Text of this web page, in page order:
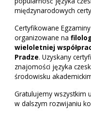
międzynarodowych
Certyfikowane
organizowane na
wieloletniej
Pradze. Uzyskany
znajomości języka
środowisku
Gratulujemy wszystkim
w dalszym rozwijaniu